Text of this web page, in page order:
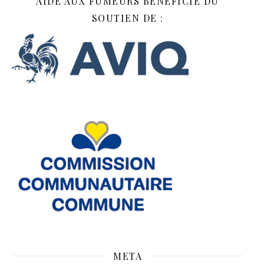
SOUTIEN DE :
META